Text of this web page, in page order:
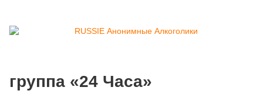
группа «24 Часа»